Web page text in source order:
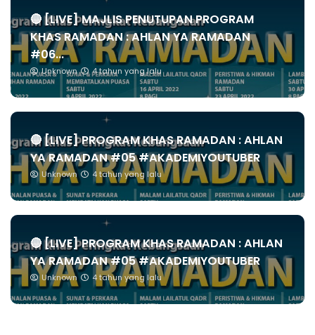
🔴 [LIVE] MAJLIS PENUTUPAN PROGRAM
KHAS RAMADAN : AHLAN YA RAMADAN
#06...
Unknown 4 tahun yang lalu
🔴 [LIVE] PROGRAM KHAS RAMADAN : AHLAN
YA RAMADAN #05 #AKADEMIYOUTUBER
Unknown 4 tahun yang lalu
🔴 [LIVE] PROGRAM KHAS RAMADAN : AHLAN
YA RAMADAN #05 #AKADEMIYOUTUBER
Unknown 4 tahun yang lalu